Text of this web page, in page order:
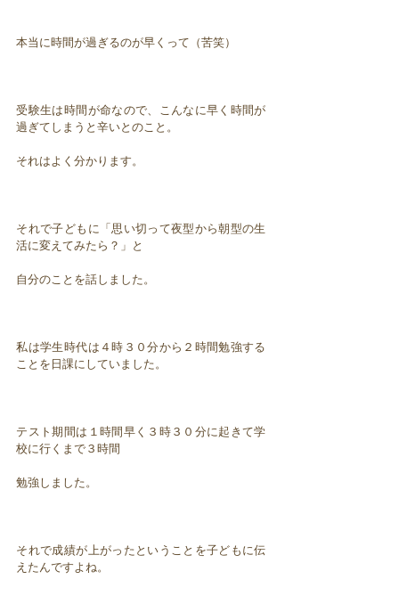
本当に時間が過ぎるのが早くって（苦笑）
受験生は時間が命なので、こんなに早く時間が
過ぎてしまうと辛いとのこと。
それはよく分かります。
それで子どもに「思い切って夜型から朝型の生
活に変えてみたら？」と
自分のことを話しました。
私は学生時代は４時３０分から２時間勉強する
ことを日課にしていました。
テスト期間は１時間早く３時３０分に起きて学
校に行くまで３時間
勉強しました。
それで成績が上がったということを子どもに伝
えたんですよね。